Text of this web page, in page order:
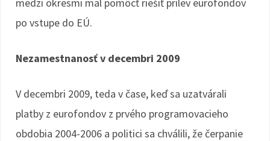
po vstupe do EÚ.
Nezamestnanosť v decembri 2009
V decembri 2009, teda v čase, keď sa uzatvárali
platby z eurofondov z prvého programovacieho
obdobia 2004-2006 a politici sa chválili, že čerpanie